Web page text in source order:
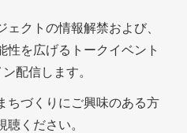
クトの情報解禁および、
性を広げるトークイベント
配信します。
ちづくりにご興味のある方
ください。